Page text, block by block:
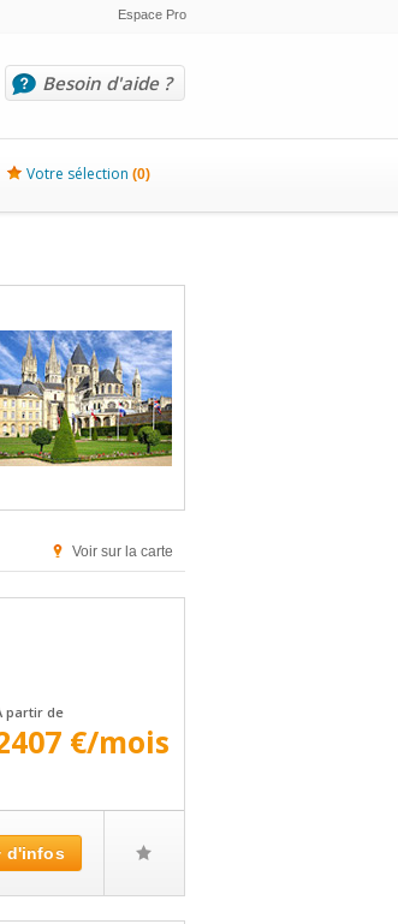
Espace Pro
Besoin d'aide ?
Votre sélection (0)
Voir sur la carte
partir de
€/mois
d'infos